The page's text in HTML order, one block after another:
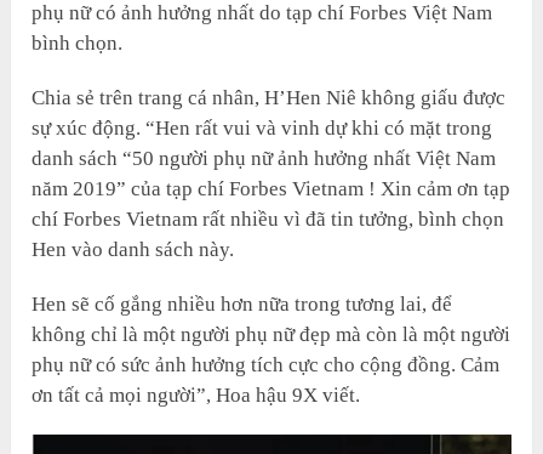
phụ nữ có ảnh hưởng nhất do tạp chí Forbes Việt Nam
bình chọn.
Chia sẻ trên trang cá nhân, H’Hen Niê không giấu được
sự xúc động. “Hen rất vui và vinh dự khi có mặt trong
danh sách “50 người phụ nữ ảnh hưởng nhất Việt Nam
năm 2019” của tạp chí Forbes Vietnam ! Xin cảm ơn tạp
chí Forbes Vietnam rất nhiều vì đã tin tưởng, bình chọn
Hen vào danh sách này.
Hen sẽ cố gắng nhiều hơn nữa trong tương lai, để
không chỉ là một người phụ nữ đẹp mà còn là một người
phụ nữ có sức ảnh hưởng tích cực cho cộng đồng. Cảm
ơn tất cả mọi người”, Hoa hậu 9X viết.